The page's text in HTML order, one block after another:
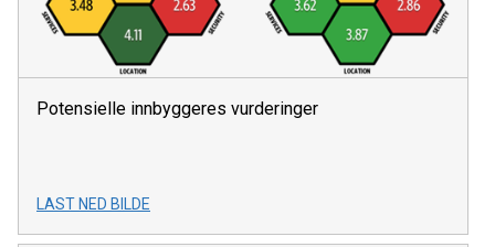
Potensielle innbyggeres vurderinger
LAST NED BILDE